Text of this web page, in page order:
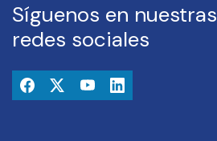
Síguenos en nuestras
redes sociales